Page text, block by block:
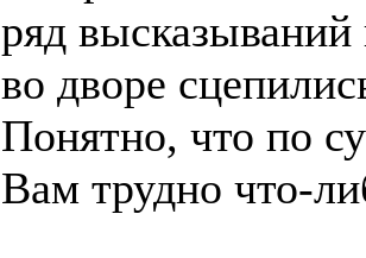
ряд
во дворе
Понятно, что по
Вам трудно что-